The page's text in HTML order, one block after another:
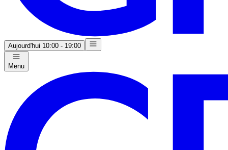
Aujourd'hui 10:00 - 19:00
Menu